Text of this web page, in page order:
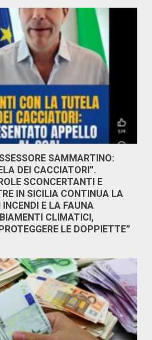
SAMMARTINO:
DEI CACCIATORI”.
SCONCERTANTI E
IN SICILIA CONTINUA LA
E LA FAUNA
CLIMATICI,
LE DOPPIETTE”